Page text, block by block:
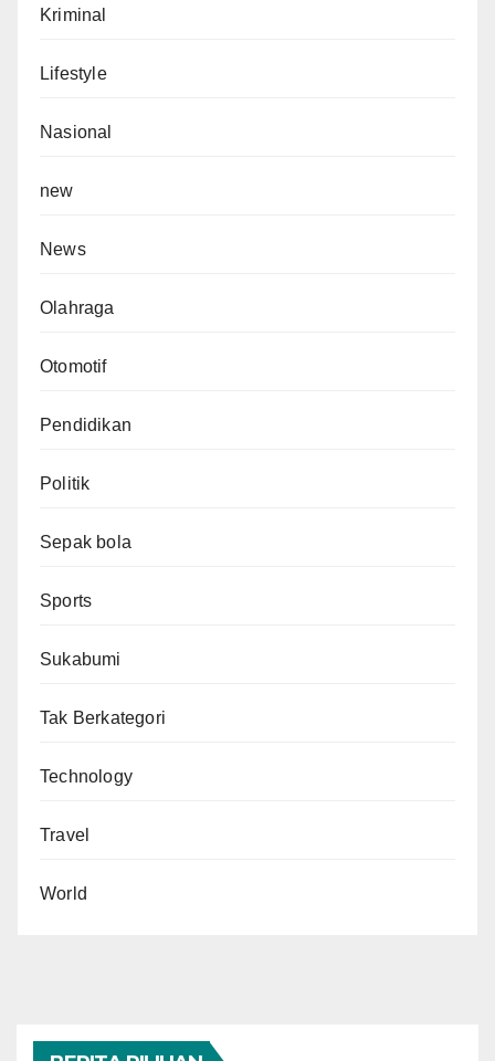
Kriminal
Lifestyle
Nasional
new
News
Olahraga
Otomotif
Pendidikan
Politik
Sepak bola
Sports
Sukabumi
Tak Berkategori
Technology
Travel
World